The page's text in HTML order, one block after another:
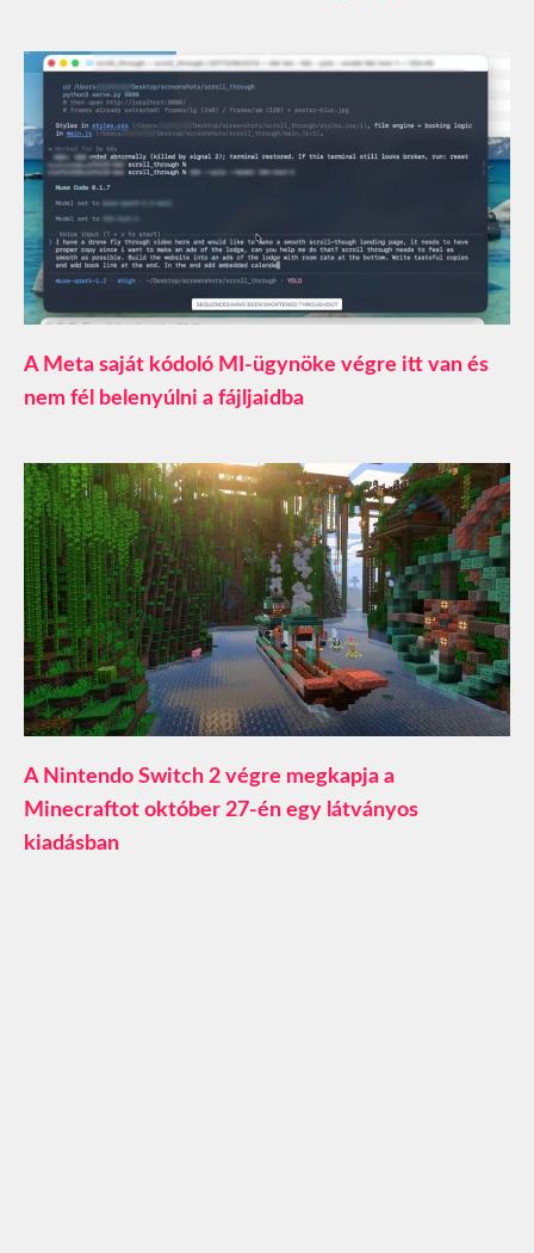
A Meta saját kódoló MI-ügynöke végre itt van és
nem fél belenyúlni a fájljaidba
A Nintendo Switch 2 végre megkapja a
Minecraftot október 27-én egy látványos
kiadásban